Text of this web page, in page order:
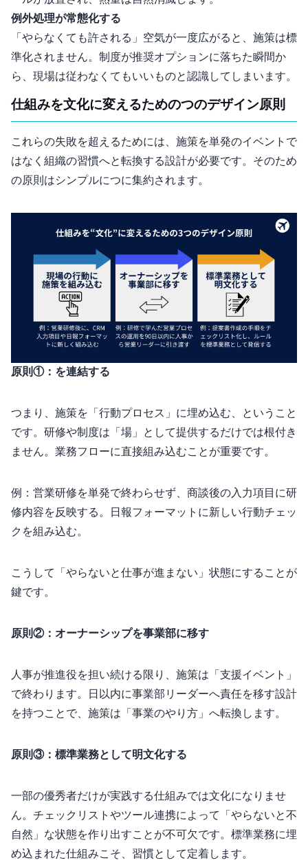
例外処理が常態化する
「やらなくても許される」空気が一度広がると、施策は標
準化されません。制度が“推奨オプション”に落ちた瞬間か
ら、現場は従わなくてもいいものと認識してしまいます。
仕組みを文化に変えるための3つのデザイン原則
これらの失敗を超えるためには、施策を“単発のイベント”で
はなく“組織の習慣”へと転換する設計が必要です。そのため
の原則はシンプルに3つに集約されます。
原則①：KPIを連結する
つまり、施策を「行動プロセス」に埋め込む、ということ
です。研修や制度は「場」として提供するだけでは根付き
ません。業務フローに直接組み込むことが重要です。
例：営業研修を単発で終わらせず、商談後のCRM入力項目に研
修内容を反映する。日報フォーマットに新しい行動チェッ
クを組み込む。
こうして「やらないと仕事が進まない」状態にすることが
鍵です。
原則②：オーナーシップを事業部に移す
人事が推進役を担い続ける限り、施策は「支援イベント」
で終わります。90日以内に事業部リーダーへ責任を移す設計
を持つことで、施策は「事業のやり方」へ転換します。
原則③：標準業務として明文化する
一部の優秀者だけが実践する仕組みでは文化になりませ
ん。チェックリストやツール連携によって「やらないと不
自然」な状態を作り出すことが不可欠です。標準業務に埋
め込まれた仕組みこそ、習慣として定着します。